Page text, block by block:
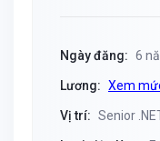
Ngày đăng: 6
Lương: Xem
Vị trí: Senior